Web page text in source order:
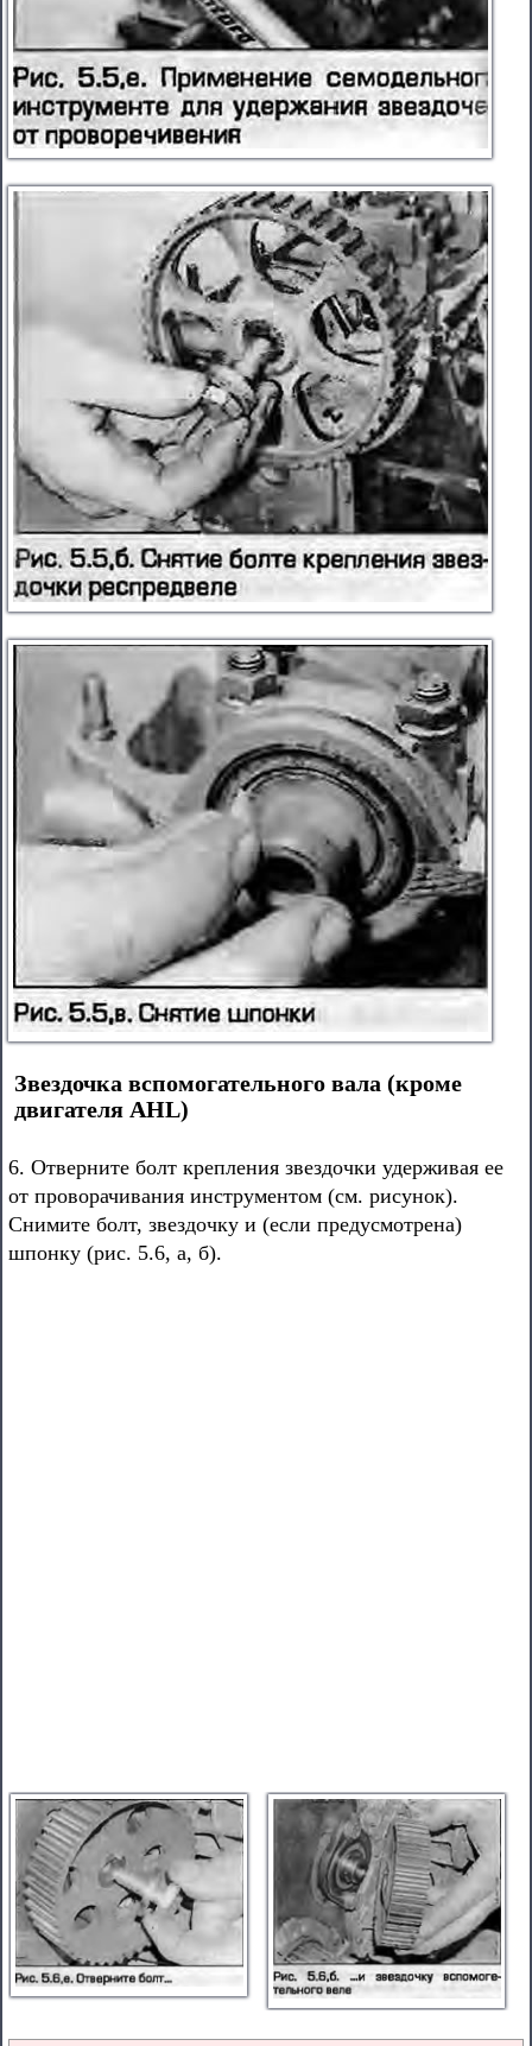
Звездочка вспомогательного вала (кроме
двигателя AHL)
6. Отверните болт крепления звездочки удерживая ее
от проворачивания инструментом (см. рисунок).
Снимите болт, звездочку и (если предусмотрена)
шпонку (рис. 5.6, а, б).